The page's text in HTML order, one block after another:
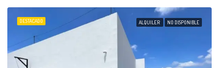
DESTACADO ALQUILER NO DISPONIBLE